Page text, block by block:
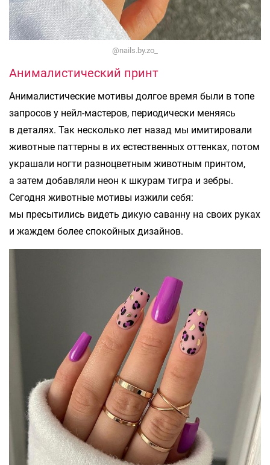
@nails.by.zo_
Анималистический принт
Анималистические мотивы долгое время были в топе
запросов у нейл-мастеров, периодически меняясь
в деталях. Так несколько лет назад мы имитировали
животные паттерны в их естественных оттенках, потом
украшали ногти разноцветным животным принтом,
а затем добавляли неон к шкурам тигра и зебры.
Сегодня животные мотивы изжили себя:
мы пресытились видеть дикую саванну на своих руках
и жаждем более спокойных дизайнов.